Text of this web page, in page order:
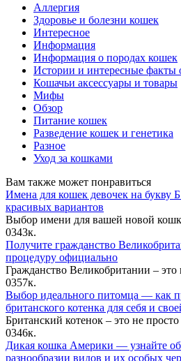
Аллергия
Здоровье и болезни кошек
Интересное
Информация
Информация о породах кошек
Истории и интересные факты
Кошачьи аксессуары и товары
Мифы
Обзор
Питание кошек
Разведение кошек и генетика
Разное
Уход за кошками
Вам также может понравиться
Имена для кошек девочек на букву
красивых вариантов
Выбор имени для вашей новой
0343к.
Получите гражданство
процедуру официально
Гражданство Великобритании – это
0357к.
Выбор идеального питомца — как
британского котенка для себя и
Британский котенок – это не
0346к.
Дикая кошка Америки — узнайте
разнообразии видов и их особых